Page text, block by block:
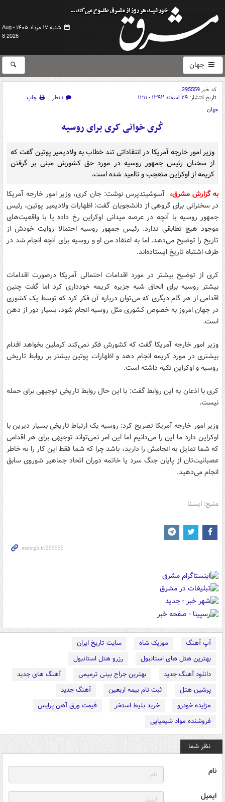
شنبه ۱۷ مرداد ۱۴۰۵ -
Aug
8 2026
جهان
کد خبر295559
تاریخ انتشار: ۲۹ اسفند ۱۳۹۲ - ۱۱:۱۱ ۱ نظر
چاپ
جهان
کُری خوانی کری برای روسیه
وزیر امور خارجه آمریکا در انتقاداتی تند خطاب به ولادیمیر پوتین گفت که
از سخنان رئیس جمهور روسیه در مورد حق کشورش مبنی بر گرفتن
کریمه از اوکراین متعجب و ناامید شده است.
به گزارش مشرق، آسوشیتدپرس نوشت: جان کری، وزیر امور خارجه آمریکا
در سخنرانی برای گروهی از دانشجویان گفت: اظهارات ولادیمیر پوتین، رئیس
جمهور روسیه با آنچه در عرصه میدانی اوکراین رخ داده یا با واقعیت‌های
موجود هیچ تطابقی ندارد. رئیس جمهور روسیه احتمالا روایت خودش از
تاریخ را توضیح می‌دهد. اما به اعتقاد من او و روسیه برای آنچه انجام شد در
طرف اشتباه تاریخ ایستاده‌اند.
کری از توضیح بیشتر در مورد اقدامات احتمالی آمریکا درصورت اقدامات
بیشتر روسیه برای الحاق شبه جزیره کریمه خودداری کرد اما گفت چنین
اقدامی از هر گام دیگری که می‌توان درباره آن فکر کرد که توسط یک کشوری
در جهان امروز به خصوص کشوری مثل روسیه انجام شود، بسیار دور از دهن
است.
وزیر امور خارجه آمریکا گفت که کشورش فکر نمی‌کند کرملین بخواهد اقدام
بیشتری در مورد کریمه انجام دهد و اظهارات پوتین بیشتر بر روابط تاریخی
روسیه و اوکراین تکیه داشته است.
کری با اذعان به این روابط گفت: با این حال روابط تاریخی توجیهی برای حمله
نیست.
وزیر امور خارجه آمریکا تصریح کرد: روسیه یک ارتباط تاریخی بسیار دیرین با
اوکراین دارد ما این را می‌دانیم اما این امر نمی‌تواند توجیهی برای هر اقدامی
که شما تمایل به انجامش را دارید، باشد چرا که شما فقط این کار را به خاطر
عصبانیت‌تان از پایان جنگ سرد یا خاتمه دوران اتحاد جماهیر شوروی سابق
انجام می‌دهید.
منبع: ایسنا
آپ آهنگ موزیک شاه
سایت تاریخ ایران
بهترین هتل های استانبول
رزرو هتل استانبول
دانلود آهنگ جدید
بهترین جراح بینی ترمیمی
آهنگ های جدید
پرشین هتل
ثبت نام بیمه اربعین
آهنگ جدید
مزایده خودرو
خرید بلیط استخر
قیمت ورق آهن پرایس
فروشنده مواد شیمیایی
نظر شما
نام
ایمیل